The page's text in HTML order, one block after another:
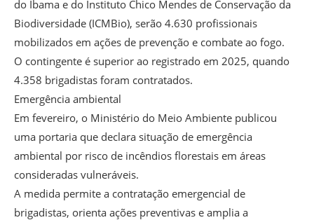
do Ibama e do Instituto Chico Mendes de Conservação da
Biodiversidade (ICMBio), serão 4.630 profissionais
mobilizados em ações de prevenção e combate ao fogo.
O contingente é superior ao registrado em 2025, quando
4.358 brigadistas foram contratados.
Emergência ambiental
Em fevereiro, o Ministério do Meio Ambiente publicou
uma portaria que declara situação de emergência
ambiental por risco de incêndios florestais em áreas
consideradas vulneráveis.
A medida permite a contratação emergencial de
brigadistas, orienta ações preventivas e amplia a